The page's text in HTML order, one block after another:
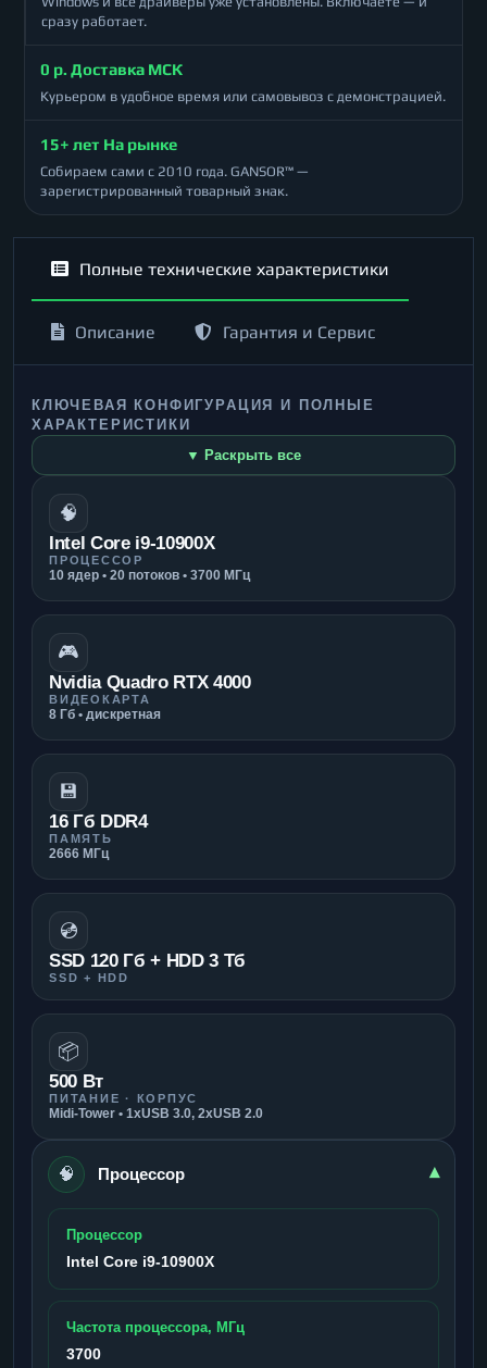
сразу работает.
0 р. Доставка МСК
Курьером в удобное время или самовывоз с демонстрацией.
15+ лет На рынке
Собираем сами с 2010 года. GANSOR™ —
зарегистрированный товарный знак.
Полные технические характеристики
Описание Гарантия и Сервис
КЛЮЧЕВАЯ КОНФИГУРАЦИЯ И ПОЛНЫЕ
ХАРАКТЕРИСТИКИ
▼ Раскрыть все
🧠
Intel Core i9-10900X
ПРОЦЕССОР
10 ядер • 20 потоков • 3700 МГц
🎮
Nvidia Quadro RTX 4000
ВИДЕОКАРТА
8 Гб • дискретная
💾
16 Гб DDR4
ПАМЯТЬ
2666 МГц
💿
SSD 120 Гб + HDD 3 Тб
SSD + HDD
📦
500 Вт
ПИТАНИЕ · КОРПУС
Midi-Tower • 1xUSB 3.0, 2xUSB 2.0
🧠 Процессор ▾
Процессор
Intel Core i9-10900X
Частота процессора, МГц
3700